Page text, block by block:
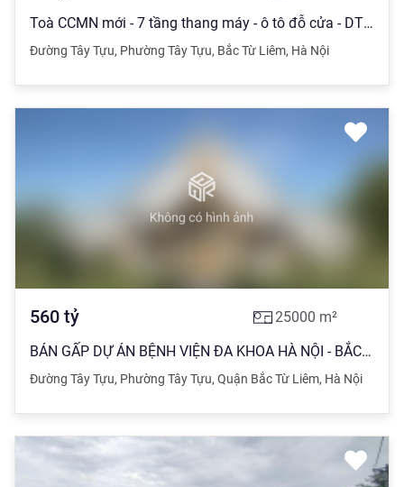
Toà CCMN mới - 7 tầng thang máy - ô tô đỗ cửa - DT: 112m2 / 7 tầng - MT 10.3m, chào giá 15.5 tỷ
Đường Tây Tựu, Phường Tây Tựu, Bắc Từ Liêm, Hà Nội
560 tỷ 25000 m²
BÁN GẤP DỰ ÁN BỆNH VIỆN ĐA KHOA HÀ NỘI - BẮC TỪ LIÊM - 2.5HA - 350 GIƯỜNG - CHỈ 560 TỶ.
Đường Tây Tựu, Phường Tây Tựu, Quận Bắc Từ Liêm, Hà Nội